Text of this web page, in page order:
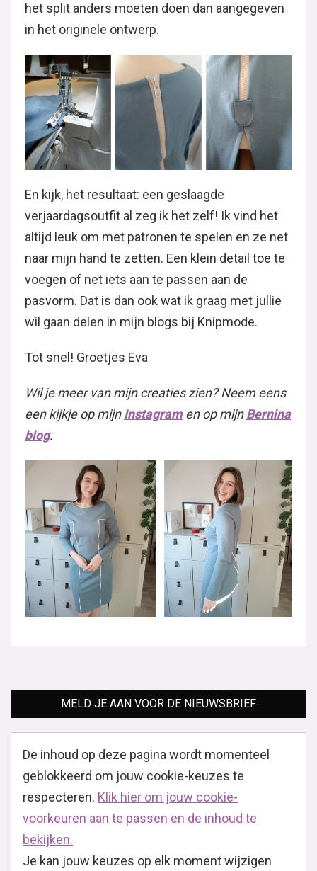
het split anders moeten doen dan aangegeven
in het originele ontwerp.
En kijk, het resultaat: een geslaagde
verjaardagsoutfit al zeg ik het zelf! Ik vind het
altijd leuk om met patronen te spelen en ze net
naar mijn hand te zetten. Een klein detail toe te
voegen of net iets aan te passen aan de
pasvorm. Dat is dan ook wat ik graag met jullie
wil gaan delen in mijn blogs bij Knipmode.
Tot snel! Groetjes Eva
Wil je meer van mijn creaties zien? Neem eens
een kijkje op mijnInstagramen op mijnBernina
blog.
MELD JE AAN VOOR DE NIEUWSBRIEF
De inhoud op deze pagina wordt momenteel
geblokkeerd om jouw cookie-keuzes te
respecteren. Klik hier om jouw cookie-
voorkeuren aan te passen en de inhoud te
bekijken.
Je kan jouw keuzes op elk moment wijzigen